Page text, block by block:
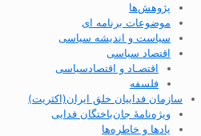
پژوهش‌ها
موضوعات برنامه ای
سیاست و اندیشه سیاسی
اقتصاد سیاسی
اقتصـاد و اقتصاد‌سیاسی
فلسفه
سازمان فداییان خلق ایران(اکثریت)
ویژه‌نامهٔ جان‌باختگان فدایی
یادها و خاطره‌ها